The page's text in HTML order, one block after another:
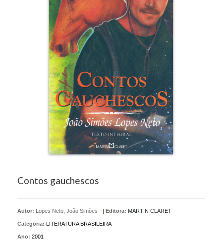
Contos gauchescos
Autor: Lopes Neto, João Simões | Editora: MARTIN CLARET
Categoria: LITERATURA BRASILEIRA
Ano: 2001